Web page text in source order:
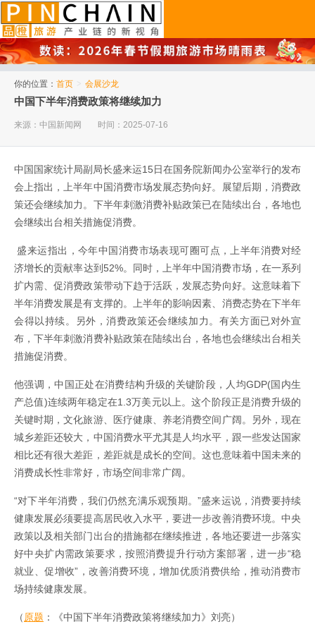
你的位置： 首页 > 会展沙龙
中国下半年消费政策将继续加力
来源：中国新闻网 时间：2025-07-16
中国国家统计局副局长盛来运15日在国务院新闻办公室举行的发布
会上指出，上半年中国消费市场发展态势向好。展望后期，消费政
策还会继续加力。下半年刺激消费补贴政策已在陆续出台，各地也
会继续出台相关措施促消费。
盛来运指出，今年中国消费市场表现可圈可点，上半年消费对经
济增长的贡献率达到52%。同时，上半年中国消费市场，在一系列
扩内需、促消费政策带动下趋于活跃，发展态势向好。这意味着下
半年消费发展是有支撑的。上半年的影响因素、消费态势在下半年
会得以持续。另外，消费政策还会继续加力。有关方面已对外宣
布，下半年刺激消费补贴政策在陆续出台，各地也会继续出台相关
措施促消费。
他强调，中国正处在消费结构升级的关键阶段，人均GDP(国内生
产总值)连续两年稳定在1.3万美元以上。这个阶段正是消费升级的
关键时期，文化旅游、医疗健康、养老消费空间广阔。另外，现在
城乡差距还较大，中国消费水平尤其是人均水平，跟一些发达国家
相比还有很大差距，差距就是成长的空间。这也意味着中国未来的
消费成长性非常好，市场空间非常广阔。
“对下半年消费，我们仍然充满乐观预期。”盛来运说，消费要持续
健康发展必须要提高居民收入水平，要进一步改善消费环境。中央
政策以及相关部门出台的措施都在继续推进，各地还要进一步落实
好中央扩内需政策要求，按照消费提升行动方案部署，进一步“稳
就业、促增收”，改善消费环境，增加优质消费供给，推动消费市
场持续健康发展。
（原题 ：《中国下半年消费政策将继续加力》刘亮）